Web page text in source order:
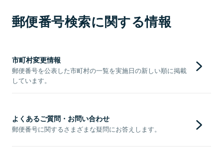
郵便番号検索に関する情報
市町村変更情報
郵便番号を公表した市町村の一覧を実施日の新しい順に掲載
しています。
よくあるご質問・お問い合わせ
郵便番号に関するさまざまな疑問にお答えします。